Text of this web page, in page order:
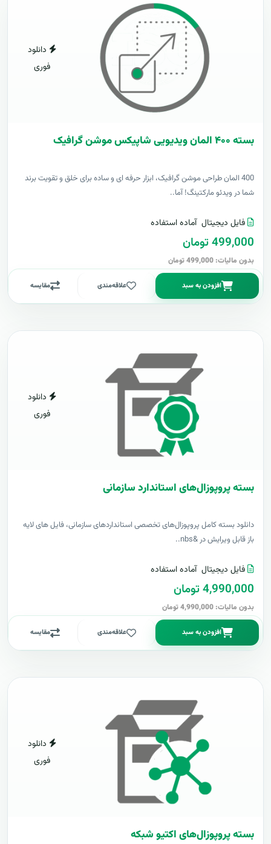
دانلود
فوری
بسته ۴۰۰ المان ویدیویی شاپیکس موشن گرافیک
400 المان طراحی موشن گرافیک، ابزار حرفه ای و ساده برای خلق و تقویت برند
شما در ویدئو مارکتینگ! آما..
فایل دیجیتال آماده استفاده
499,000 تومان
بدون مالیات: 499,000 تومان
افزودن به سبد علاقه‌مندی مقایسه
دانلود
فوری
بسته پروپوزال‌های استاندارد سازمانی
دانلود بسته کامل پروپوزال‌های تخصصی استانداردهای سازمانی، فایل های لایه
باز قابل ویرایش در &nbs..
فایل دیجیتال آماده استفاده
4,990,000 تومان
بدون مالیات: 4,990,000 تومان
افزودن به سبد علاقه‌مندی مقایسه
دانلود
فوری
بسته پروپوزال‌های اکتیو شبکه